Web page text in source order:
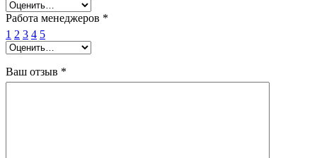
Работа менеджеров *
1 2 3 4 5
Ваш отзыв *